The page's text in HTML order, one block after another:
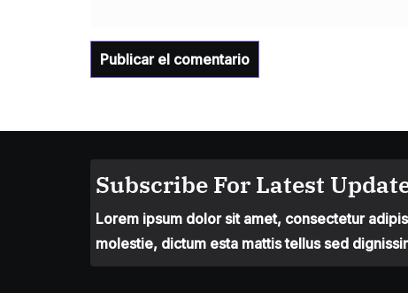
Subscribe For Latest
Lorem ipsum dolor sit amet, consectetur
molestie, dictum esta mattis tellus sed